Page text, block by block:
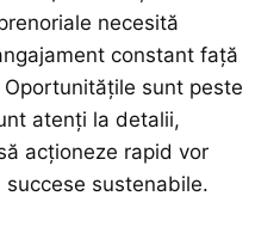
necesită
constant față
sunt peste
atenți la detalii,
acționeze rapid vor
sustenabile.